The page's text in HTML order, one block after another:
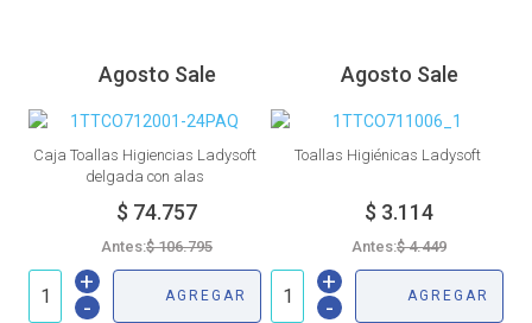
Agosto Sale
Caja Toallas Higiencias Ladysoft
delgada con alas
Antes:
+
-
AGREGAR
Agosto Sale
Toallas Higiénicas Ladysoft
Antes:
+
-
AGREGAR